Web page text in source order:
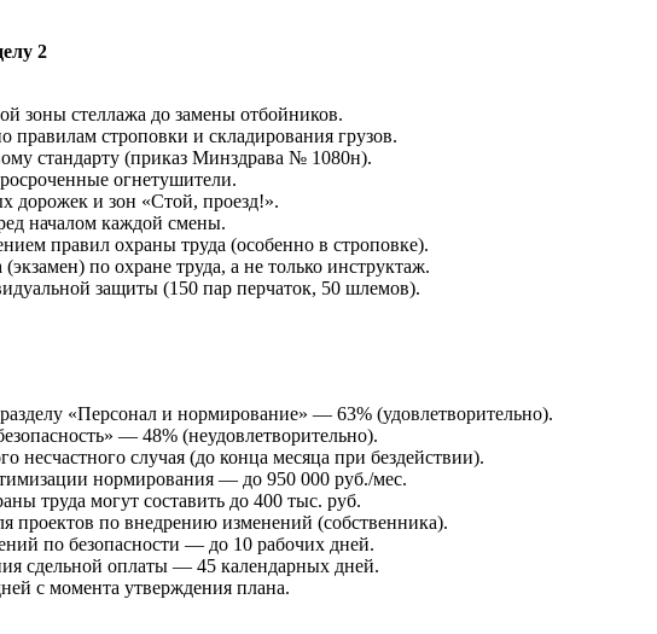
2
зоны стеллажа до замены отбойников.
строповки и складирования грузов.
стандарту (приказ Минздрава № 1080н).
огнетушители.
дорожек и зон «Стой, проезд!».
началом каждой смены.
правил охраны труда (особенно в строповке).
по охране труда, а не только инструктаж.
защиты (150 пар перчаток, 50 шлемов).
«Персонал и нормирование» — 63% (удовлетворительно).
— 48% (неудовлетворительно).
несчастного случая (до конца месяца при бездействии).
нормирования — до 950 000 руб./мес.
труда могут составить до 400 тыс. руб.
проектов по внедрению изменений (собственника).
по безопасности — до 10 рабочих дней.
сдельной оплаты — 45 календарных дней.
с момента утверждения плана.